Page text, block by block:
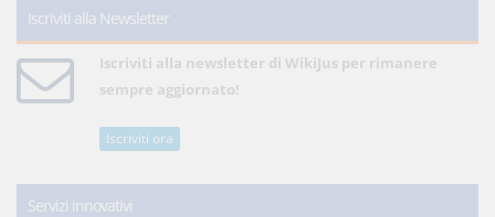
Iscriviti alla Newsletter
Iscriviti alla newsletter di WikiJus per rimanere
sempre aggiornato!
Iscriviti ora
Servizi innovativi